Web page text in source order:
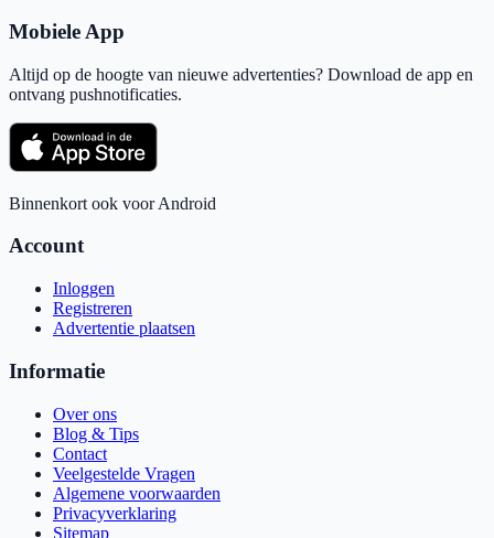
Mobiele App
Altijd op de hoogte van nieuwe advertenties? Download de app en
ontvang pushnotificaties.
Binnenkort ook voor Android
Account
Inloggen
Registreren
Advertentie plaatsen
Informatie
Over ons
Blog & Tips
Contact
Veelgestelde Vragen
Algemene voorwaarden
Privacyverklaring
Sitemap